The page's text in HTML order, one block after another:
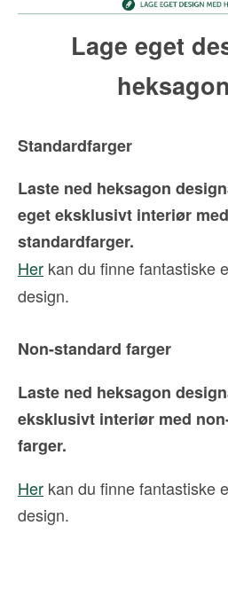
Lage eget
Standardfarger
Laste ned heksagon
eget eksklusivt interiør
standardfarger.
Her kan du finne fantastiske
design.
Non-standard farger
Laste ned heksagon
eksklusivt interiør med
farger.
Her kan du finne fantastiske
design.